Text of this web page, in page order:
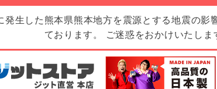
発生した熊本県熊本地方を震源とする地震の
ております。 ご迷惑をおかけいたし